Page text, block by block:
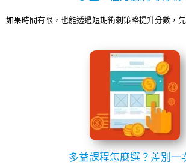
如果時間有限，也能透過短期衝刺策略提升分數，
多益課程怎麼選？差別一